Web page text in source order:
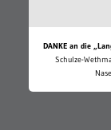
DANKE an die
Schulze-